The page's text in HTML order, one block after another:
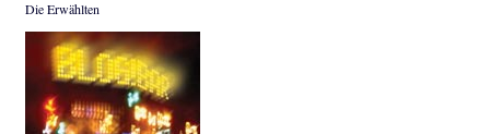
Die Erwählten